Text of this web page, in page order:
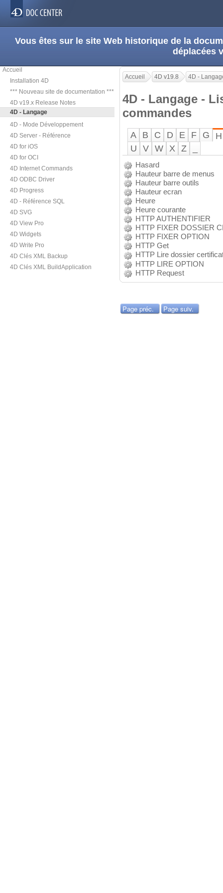
Vous êtes sur le site Web historique de la
déplacées
Accueil
Installation 4D
*** Nouveau site de documentation ***
4D v19.x Release Notes
4D - Langage
4D - Mode Développement
4D Server - Référence
4D for iOS
4D for OCI
4D Internet Commands
4D ODBC Driver
4D Progress
4D - Référence SQL
4D SVG
4D View Pro
4D Widgets
4D Write Pro
4D Clés XML Backup
4D Clés XML BuildApplication
Accueil 4D v19.8 4D -
4D - Langage -
commandes
A B C D E F G
H
U
V W X Z
Hasard
Hauteur barre de menus
Hauteur barre outils
Hauteur ecran
Heure
Heure courante
HTTP AUTHENTIFIER
HTTP FIXER DOSSIER
HTTP FIXER OPTION
HTTP Get
HTTP Lire dossier
HTTP LIRE OPTION
HTTP Request
Page préc. Page suiv.